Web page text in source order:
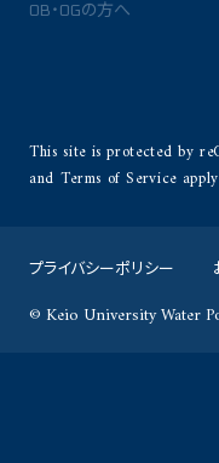
OB・OGの方へ
This site is protected by
and Terms of Service
プライバシーポリシー
© Keio University Water